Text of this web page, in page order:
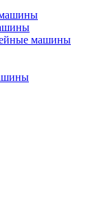
машины